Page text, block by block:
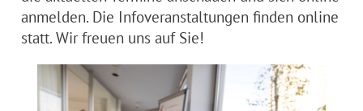
anmelden. Die Infoveranstaltungen finden online
statt. Wir freuen uns auf Sie!